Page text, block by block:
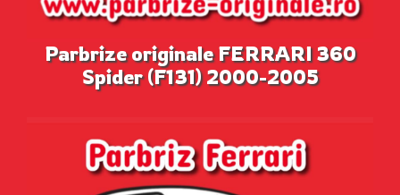
Parbrize originale FERRARI 360
Spider (F131) 2000-2005